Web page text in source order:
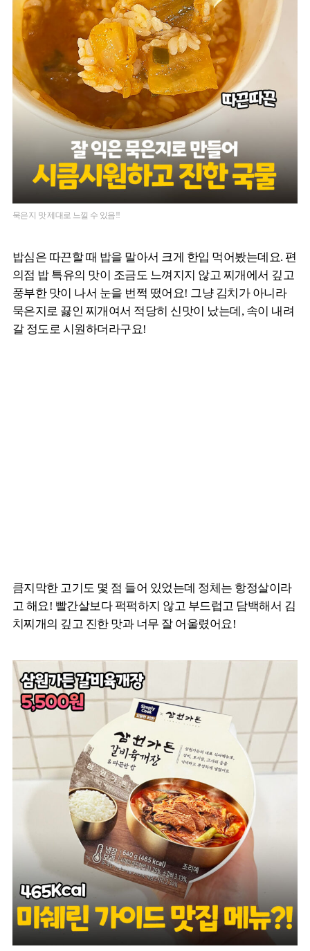
묵은지 맛 제대로 느낄 수 있음!!
밥심은 따끈할 때 밥을 말아서 크게 한입 먹어봤는데요. 편
의점 밥 특유의 맛이 조금도 느껴지지 않고 찌개에서 깊고
풍부한 맛이 나서 눈을 번쩍 떴어요! 그냥 김치가 아니라
묵은지로 끓인 찌개여서 적당히 신맛이 났는데, 속이 내려
갈 정도로 시원하더라구요!
큼지막한 고기도 몇 점 들어 있었는데 정체는 항정살이라
고 해요! 빨간살보다 퍽퍽하지 않고 부드럽고 담백해서 김
치찌개의 깊고 진한 맛과 너무 잘 어울렸어요!